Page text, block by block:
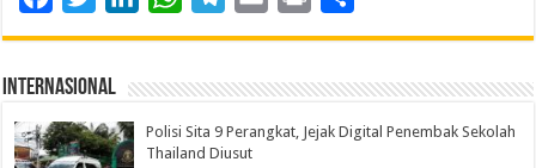
Internasional
Polisi Sita 9 Perangkat, Jejak Digital Penembak Sekolah
Thailand Diusut